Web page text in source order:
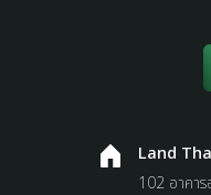
Land
102 อาคา